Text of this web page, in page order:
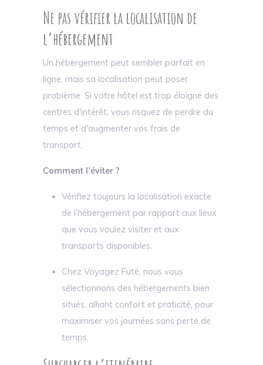
Ne pas vérifier la localisation de
l’hébergement
Un hébergement peut sembler parfait en
ligne, mais sa localisation peut poser
problème. Si votre hôtel est trop éloigné des
centres d'intérêt, vous risquez de perdre du
temps et d'augmenter vos frais de
transport.
Comment l’éviter ?
Vérifiez toujours la localisation exacte
de l’hébergement par rapport aux lieux
que vous voulez visiter et aux
transports disponibles.
Chez Voyagez Futé, nous vous
sélectionnons des hébergements bien
situés, alliant confort et praticité, pour
maximiser vos journées sans perte de
temps.